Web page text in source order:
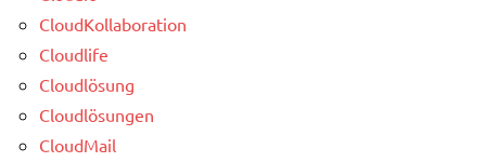
CloudKollaboration
Cloudlife
Cloudlösung
Cloudlösungen
CloudMail